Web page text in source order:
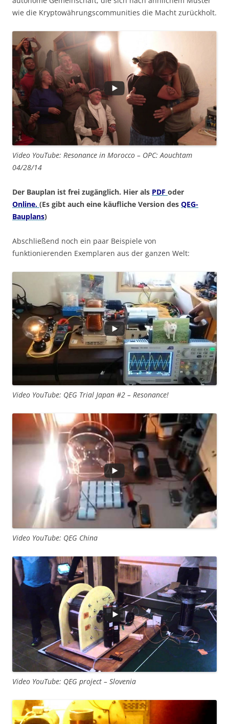
wie die Kryptowährungscommunities die Macht zurückholt.
Video YouTube: Resonance in Morocco – OPC: Aouchtam
04/28/14
Der Bauplan ist frei zugänglich. Hier als PDF oder
Online. (Es gibt auch eine käufliche Version des QEG-
Bauplans)
Abschließend noch ein paar Beispiele von
funktionierenden Exemplaren aus der ganzen Welt:
Video YouTube: QEG Trial Japan #2 – Resonance!
Video YouTube: QEG China
Video YouTube: QEG project – Slovenia